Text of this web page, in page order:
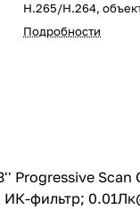
H.265/H.264,
0.01Лк@F1.2;
32кб/с-8Мб/с; IP67; -
Подробности
фильтр;